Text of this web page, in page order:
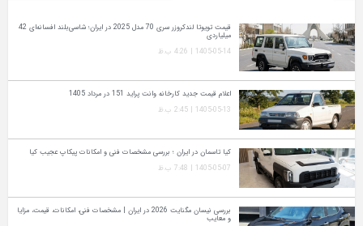
قیمت تویوتا لندکروزر سری 70 مدل 2025 در ایران؛ شاسی‌بلند افسانه‌ای 42
میلیاردی
1405-05-14 | 4:26 ب.ظ
اعلام قیمت جدید کارخانه وانت پراید 151 در مرداد 1405
1405-05-13 | 2:45 ب.ظ
کیا تاسمان در ایران ؛ بررسی مشخصات فنی و امکانات پیکاپ عجیب کیا
1405-05-07 | 7:48 ب.ظ
بررسی نیسان مگنایت 2026 در ایران | مشخصات فنی، امکانات، قیمت، مزایا
و معایب